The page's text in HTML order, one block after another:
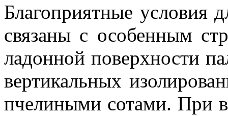
Благоприятные условия
связаны с особенным
ладонной поверхности
вертикальных
пчелиными сотами. При